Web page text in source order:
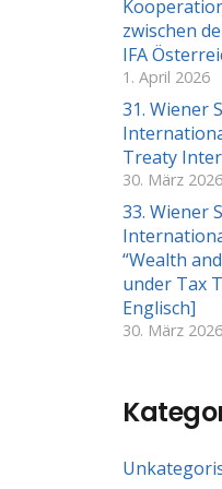
zwischen
IFA
1. April 2026
31. Wiener
Treaty
30. März 2026
33. Wiener
“Wealth
under Tax
Englisch]
30. März 2026